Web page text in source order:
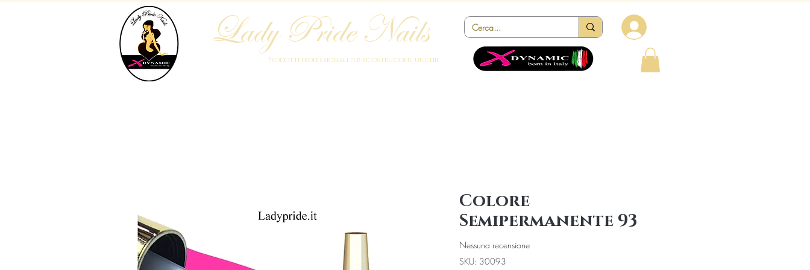
Lady Pride Nails
Prodotti professionali per ricostruzione unghie
Colore
Semipermanente 93
Nessuna recensione
SKU: 30093